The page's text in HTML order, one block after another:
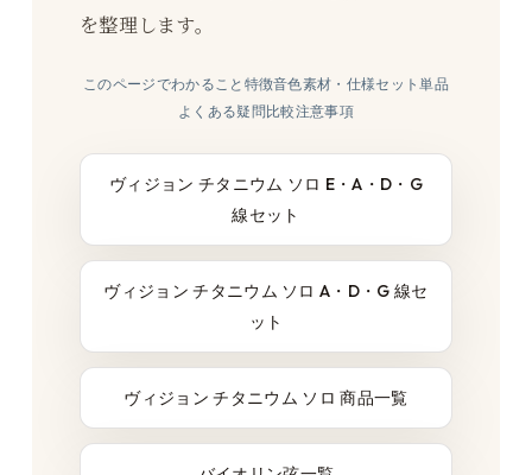
を整理します。
このページでわかること 特徴音色素材・仕様セット単品
よくある疑問比較注意事項
ヴィジョン チタニウム ソロ E・A・D・G
線セット
ヴィジョン チタニウム ソロ A・D・G 線セ
ット
ヴィジョン チタニウム ソロ 商品一覧